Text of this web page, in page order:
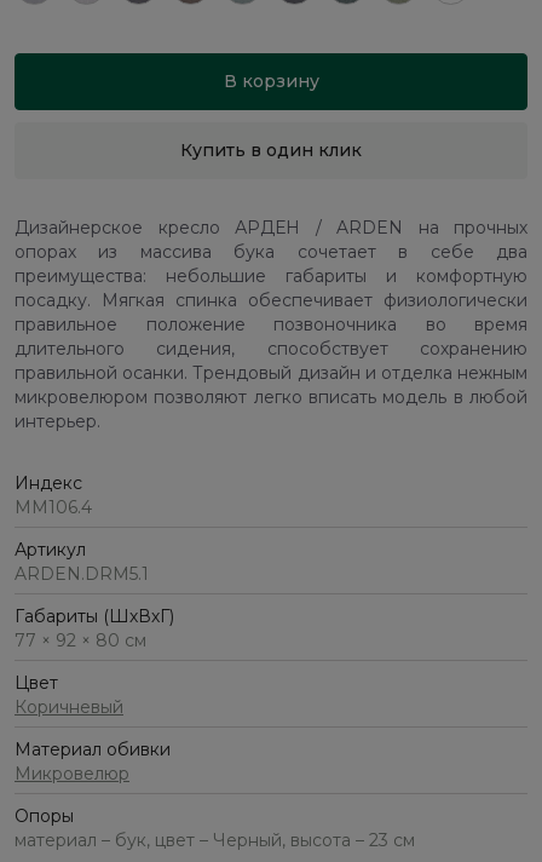
В корзину
Купить в один клик
Дизайнерское кресло АРДЕН / ARDEN на прочных
опорах из массива бука сочетает в себе два
преимущества: небольшие габариты и комфортную
посадку. Мягкая спинка обеспечивает физиологически
правильное положение позвоночника во время
длительного сидения, способствует сохранению
правильной осанки. Трендовый дизайн и отделка нежным
микровелюром позволяют легко вписать модель в любой
интерьер.
Индекс
ММ106.4
Артикул
ARDEN.DRM5.1
Габариты (ШхВхГ)
77 × 92 × 80 см
Цвет
Коричневый
Материал обивки
Микровелюр
Опоры
материал – бук, цвет – Черный, высота – 23 см